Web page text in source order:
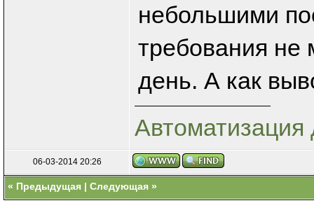
небольшими
требования не
день. А как
06-03-2014 20:26
« Предыдущая | Следующая »